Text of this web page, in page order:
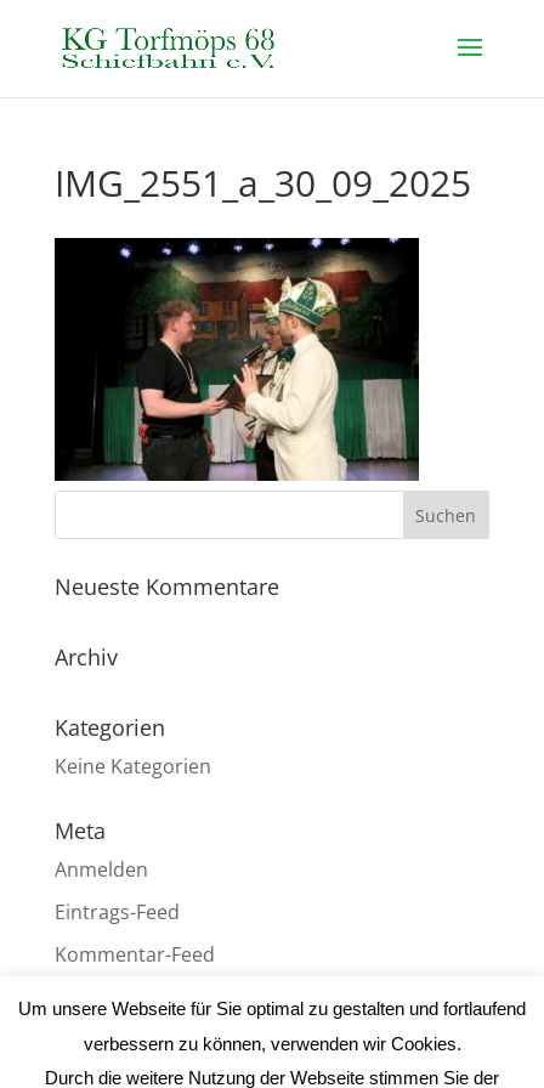
IMG_2551_a_30_09_2025
Neueste Kommentare
Archiv
Kategorien
Keine Kategorien
Meta
Anmelden
Eintrags-Feed
Kommentar-Feed
WordPress.org
Um unsere Webseite für Sie optimal zu gestalten und fortlaufend
verbessern zu können, verwenden wir Cookies.
Durch die weitere Nutzung der Webseite stimmen Sie der